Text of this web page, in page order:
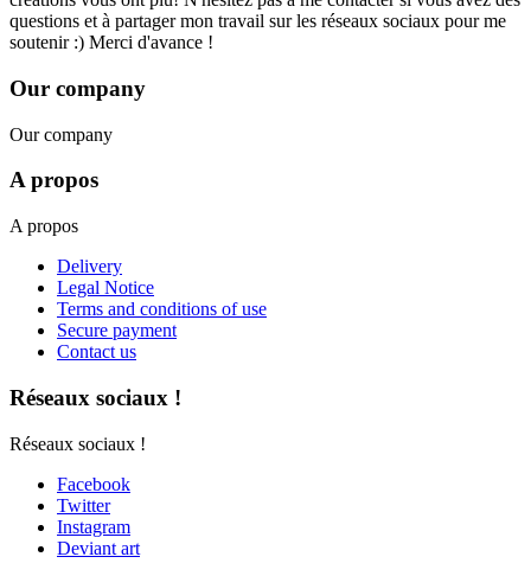
questions et à partager mon travail sur les réseaux sociaux pour me
soutenir :) Merci d'avance !
Our company
Our company
A propos
A propos
Delivery
Legal Notice
Terms and conditions of use
Secure payment
Contact us
Réseaux sociaux !
Réseaux sociaux !
Facebook
Twitter
Instagram
Deviant art